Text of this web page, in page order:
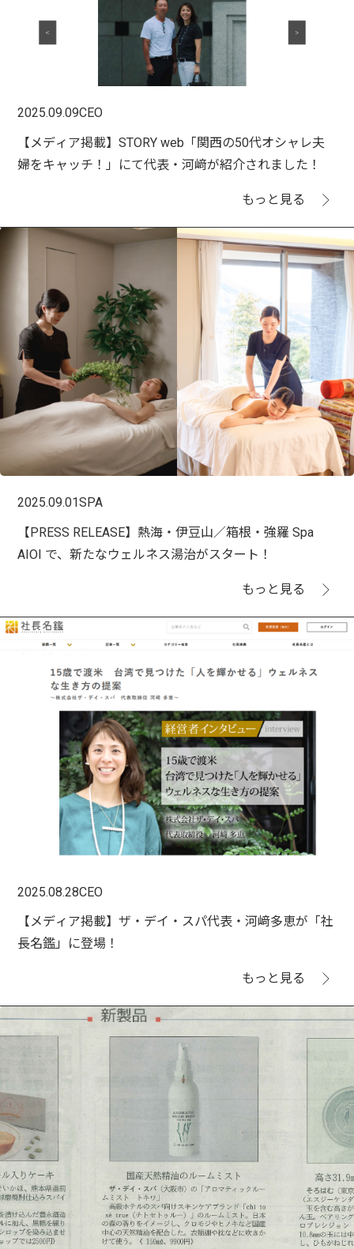
2025.09.09CEO
【メディア掲載】STORY web「関西の50代オシャレ夫
婦をキャッチ！」にて代表・河﨑が紹介されました！
もっと見る
2025.09.01SPA
【PRESS RELEASE】熱海・伊豆山／箱根・強羅 Spa
AIOI で、新たなウェルネス湯治がスタート！
もっと見る
2025.08.28CEO
【メディア掲載】ザ・デイ・スパ代表・河﨑多恵が「社
長名鑑」に登場！
もっと見る